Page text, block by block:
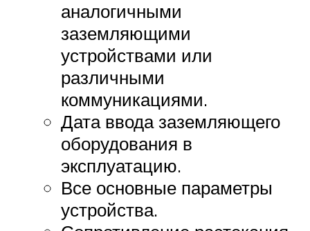
аналогичными
заземляющими
устройствами или
различными
коммуникациями.
Дата ввода заземляющего
оборудования в
эксплуатацию.
Все основные параметры
устройства.